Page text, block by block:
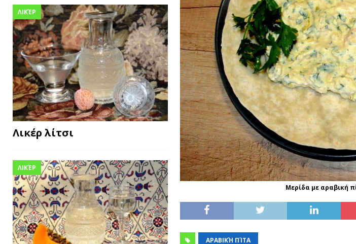
Μερίδα με αραβική
ΑΡΑΒΙΚΉ ΠΊΤΑ
ΛΙΚΈΡ
Λικέρ λίτσι
ΛΙΚΈΡ